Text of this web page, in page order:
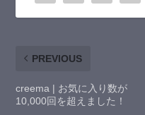
PREVIOUS
creema | お気に入り数が
10,000回を超えました！